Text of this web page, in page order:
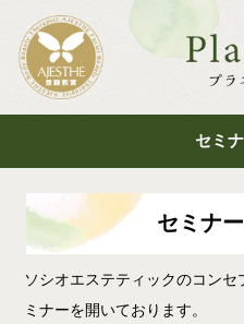
セミ
セミナ
ソシオエステティックのコン
ミナーを開いております。